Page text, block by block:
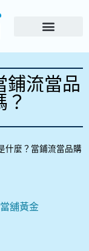
鋪流當品
什麼？當鋪流當品購
當舖黃金